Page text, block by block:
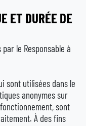
ET DURÉE DE
le Responsable à
sont utilisées dans le
anonymes sur
sont
À des fins